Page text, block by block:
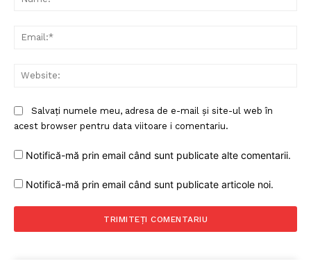
Salvați numele meu, adresa de e-mail și site-ul web în
acest browser pentru data viitoare i comentariu.
Notifică-mă prin email când sunt publicate alte comentarii.
Notifică-mă prin email când sunt publicate articole noi.